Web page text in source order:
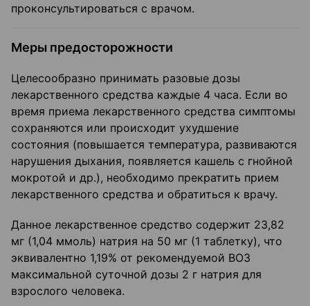
проконсультироваться с врачом.
Меры предосторожности
Целесообразно принимать разовые дозы
лекарственного средства каждые 4 часа. Если во
время приема лекарственного средства симптомы
сохраняются или происходит ухудшение
состояния (повышается температура, развиваются
нарушения дыхания, появляется кашель с гнойной
мокротой и др.), необходимо прекратить прием
лекарственного средства и обратиться к врачу.
Данное лекарственное средство содержит 23,82
мг (1,04 ммоль) натрия на 50 мг (1 таблетку), что
эквивалентно 1,19% от рекомендуемой ВОЗ
максимальной суточной дозы 2 г натрия для
взрослого человека.